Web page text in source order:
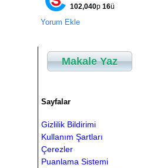
102,040p 16ü
Yorum Ekle
Makale Yaz
Sayfalar
Gizlilik Bildirimi
Kullanım Şartları
Çerezler
Puanlama Sistemi